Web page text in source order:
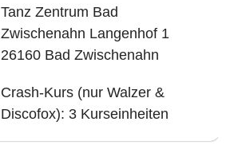
Tanz Zentrum Bad
Zwischenahn Langenhof 1
26160 Bad Zwischenahn
Crash-Kurs (nur Walzer &
Discofox): 3 Kurseinheiten